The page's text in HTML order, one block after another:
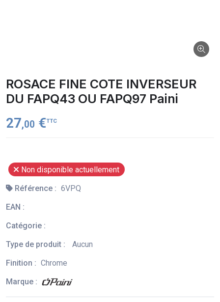
ROSACE FINE COTE INVERSEUR
DU FAPQ43 OU FAPQ97 Paini
27,00 €TTC
Non disponible actuellement
Référence : 6VPQ
EAN :
Catégorie :
Type de produit :
Aucun
Finition : Chrome
Marque :